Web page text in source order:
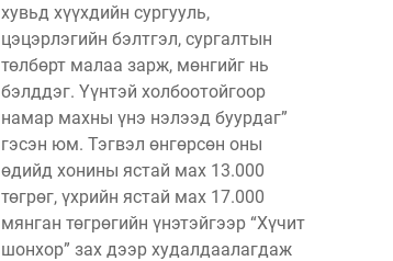
хувьд хүүхдийн сургууль,
цэцэрлэгийн бэлтгэл, сургалтын
төлбөрт малаа зарж, мөнгийг нь
бэлддэг. Үүнтэй холбоотойгоор
намар махны үнэ нэлээд буурдаг”
гэсэн юм. Тэгвэл өнгөрсөн оны
өдийд хонины ястай мах 13.000
төгрөг, үхрийн ястай мах 17.000
мянган төгрөгийн үнэтэйгээр “Хүчит
шонхор” зах дээр худалдаалагдаж